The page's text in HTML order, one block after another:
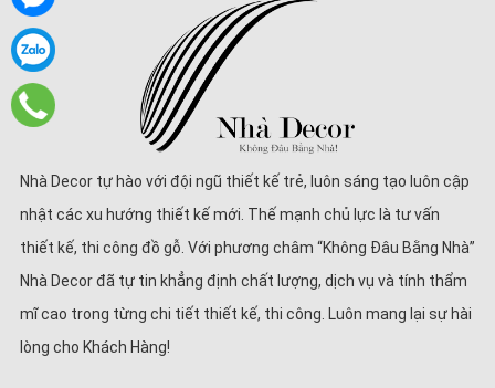
Nhà Decor tự hào với đội ngũ thiết kế trẻ, luôn sáng tạo luôn cập
nhật các xu hướng thiết kế mới. Thế mạnh chủ lực là tư vấn
thiết kế, thi công đồ gỗ. Với phương châm “Không Đâu Bằng Nhà”
Nhà Decor đã tự tin khẳng định chất lượng, dịch vụ và tính thẩm
mĩ cao trong từng chi tiết thiết kế, thi công. Luôn mang lại sự hài
lòng cho Khách Hàng!